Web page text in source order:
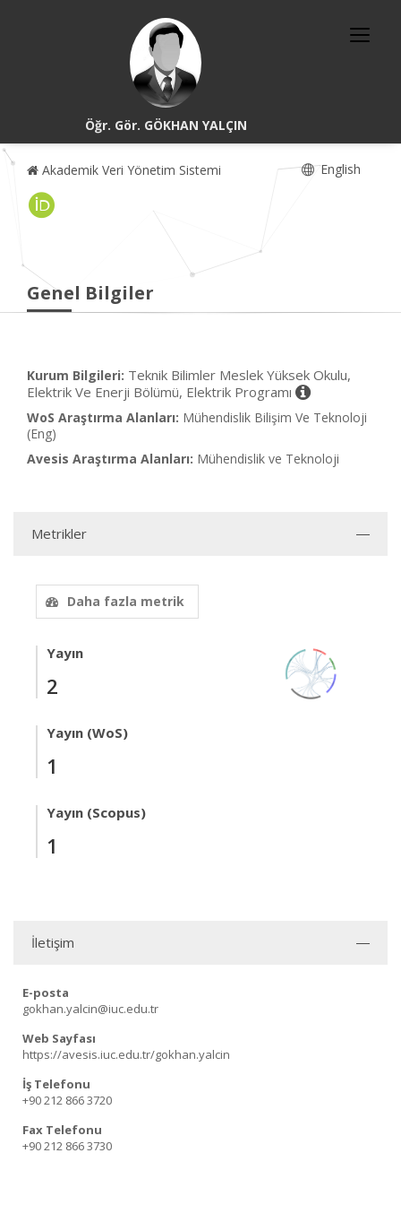
Öğr. Gör. GÖKHAN YALÇIN
Akademik Veri Yönetim Sistemi English
Genel Bilgiler
Kurum Bilgileri: Teknik Bilimler Meslek Yüksek Okulu,
Elektrik Ve Enerji Bölümü, Elektrik Programı
WoS Araştırma Alanları: Mühendislik Bilişim Ve Teknoloji
(Eng)
Avesis Araştırma Alanları: Mühendislik ve Teknoloji
Metrikler
Daha fazla metrik
Yayın
2
Yayın (WoS)
1
Yayın (Scopus)
1
İletişim
E-posta
gokhan.yalcin@iuc.edu.tr
Web Sayfası
https://avesis.iuc.edu.tr/gokhan.yalcin
İş Telefonu
+90 212 866 3720
Fax Telefonu
+90 212 866 3730